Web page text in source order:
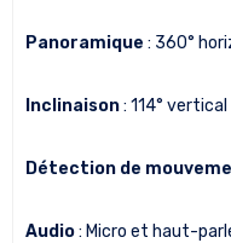
Panoramique : 360°
Inclinaison: 114° vertical
Détection de
Audio: Micro et haut-